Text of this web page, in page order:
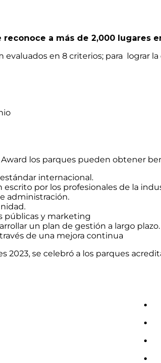
a más de 2,000 lugares
evaluados en 8 criterios; para lograr
los parques pueden obtener
internacional.
por los profesionales de la
administración.
públicas y marketing
un plan de gestión a largo plazo.
de una mejora continua
2023, se celebró a los parques